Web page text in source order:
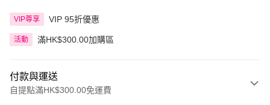
VIP尊享 VIP 95折優惠
活動 滿HK$300.00加購區
付款與運送
自提點滿HK$300.00免運費